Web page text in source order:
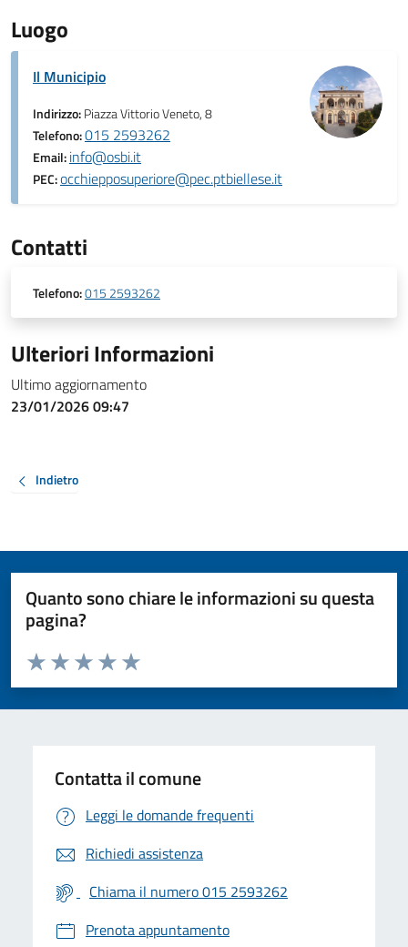
Luogo
Il Municipio
Indirizzo:Piazza Vittorio Veneto, 8
Telefono:015 2593262
Email:info@osbi.it
PEC:occhiepposuperiore@pec.ptbiellese.it
Contatti
Telefono:015 2593262
Ulteriori Informazioni
Ultimo aggiornamento
23/01/2026 09:47
Indietro
Quanto sono chiare le informazioni su questa
pagina?
Valuta da 1 a 5 stelle la pagina
Valuta 5 stelle su 5
Valuta 4 stelle su 5
Valuta 3 stelle su 5
Valuta 2 stelle su 5
Valuta 1 stelle su 5
Contatta il comune
Leggi le domande frequenti
Richiedi assistenza
Chiama il numero 015 2593262
Prenota appuntamento